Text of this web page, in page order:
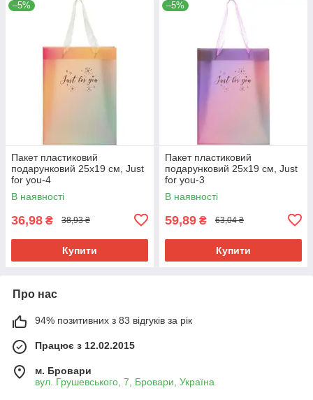
–5%
Пакет пластиковий
подарунковий 25х19 см, Just
for you-4
В наявності
36,98 ₴ 38,93 ₴
Купити
–5%
Пакет пластиковий
подарунковий 25х19 см, Just
for you-3
В наявності
59,89 ₴ 63,04 ₴
Купити
Про нас
94% позитивних з 83 відгуків за рік
Працює з 12.02.2015
м. Бровари
вул. Грушевського, 7, Бровари, Україна